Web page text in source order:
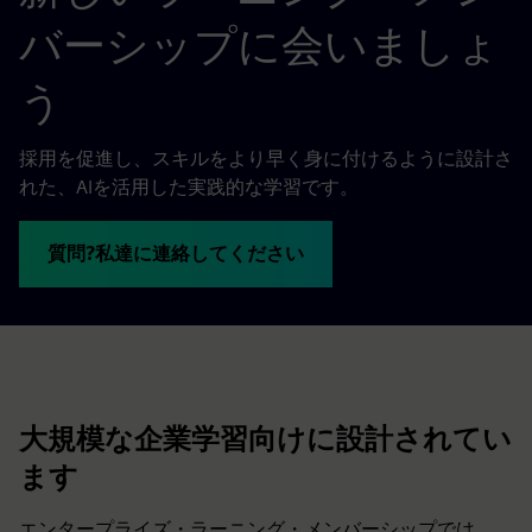
バーシップに会いましょ
う
採用を促進し、スキルをより早く身に付けるように設計さ
れた、AIを活用した実践的な学習です。
質問?私達に連絡してください
大規模な企業学習向けに設計されてい
ます